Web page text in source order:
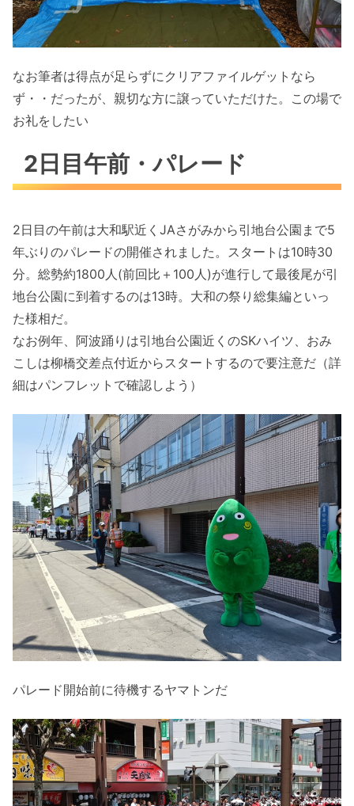
なお筆者は得点が足らずにクリアファイルゲットなら
ず・・だったが、親切な方に譲っていただけた。この場で
お礼をしたい
2日目午前・パレード
2日目の午前は大和駅近くJAさがみから引地台公園まで5
年ぶりのパレードの開催されました。スタートは10時30
分。総勢約1800人(前回比＋100人)が進行して最後尾が引
地台公園に到着するのは13時。大和の祭り総集編といっ
た様相だ。
なお例年、阿波踊りは引地台公園近くのSKハイツ、おみ
こしは柳橋交差点付近からスタートするので要注意だ（詳
細はパンフレットで確認しよう）
パレード開始前に待機するヤマトンだ